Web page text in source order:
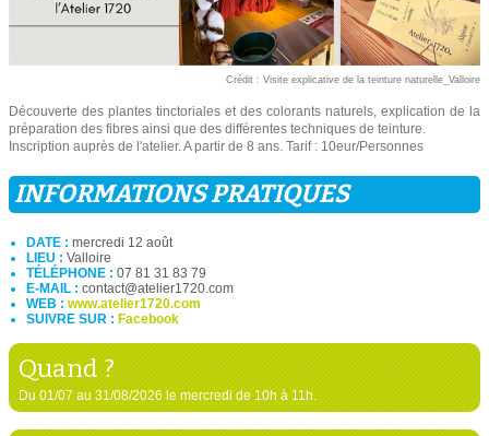
Crédit : Visite explicative de la teinture naturelle_Valloire
Découverte des plantes tinctoriales et des colorants naturels, explication de la
préparation des fibres ainsi que des différentes techniques de teinture.
Inscription auprès de l'atelier. A partir de 8 ans. Tarif : 10eur/Personnes
INFORMATIONS PRATIQUES
DATE : mercredi 12 août
LIEU : Valloire
TÉLÉPHONE : 07 81 31 83 79
E-MAIL : contact@atelier1720.com
WEB : www.atelier1720.com
SUIVRE SUR : Facebook
Quand ?
Du 01/07 au 31/08/2026 le mercredi de 10h à 11h.